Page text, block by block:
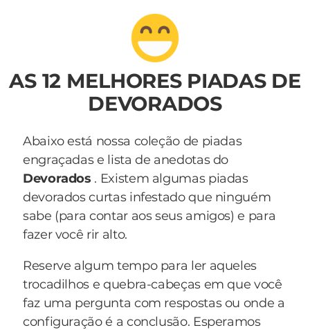
AS 12 MELHORES PIADAS DE
DEVORADOS
Abaixo está nossa coleção de piadas
engraçadas e lista de anedotas do
Devorados . Existem algumas piadas
devorados curtas infestado que ninguém
sabe (para contar aos seus amigos) e para
fazer você rir alto.
Reserve algum tempo para ler aqueles
trocadilhos e quebra-cabeças em que você
faz uma pergunta com respostas ou onde a
configuração é a conclusão. Esperamos